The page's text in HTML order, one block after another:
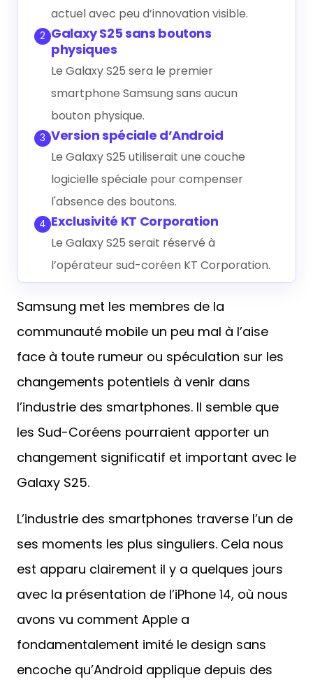
actuel avec peu d’innovation visible.
2 Galaxy S25 sans boutons
physiques
Le Galaxy S25 sera le premier
smartphone Samsung sans aucun
bouton physique.
3 Version spéciale d’Android
Le Galaxy S25 utiliserait une couche
logicielle spéciale pour compenser
l'absence des boutons.
4 Exclusivité KT Corporation
Le Galaxy S25 serait réservé à
l’opérateur sud-coréen KT Corporation.
Samsung met les membres de la
communauté mobile un peu mal à l’aise
face à toute rumeur ou spéculation sur les
changements potentiels à venir dans
l’industrie des smartphones. Il semble que
les Sud-Coréens pourraient apporter un
changement significatif et important avec le
Galaxy S25.
L’industrie des smartphones traverse l’un de
ses moments les plus singuliers. Cela nous
est apparu clairement il y a quelques jours
avec la présentation de l’iPhone 14, où nous
avons vu comment Apple a
fondamentalement imité le design sans
encoche qu’Android applique depuis des